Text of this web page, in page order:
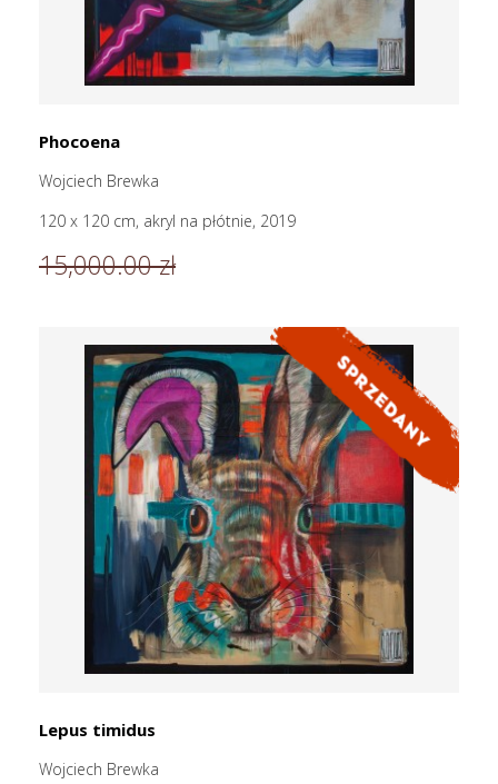
Phocoena
Wojciech Brewka
120 x 120 cm, akryl na płótnie, 2019
15,000.00 zł
Lepus timidus
Wojciech Brewka